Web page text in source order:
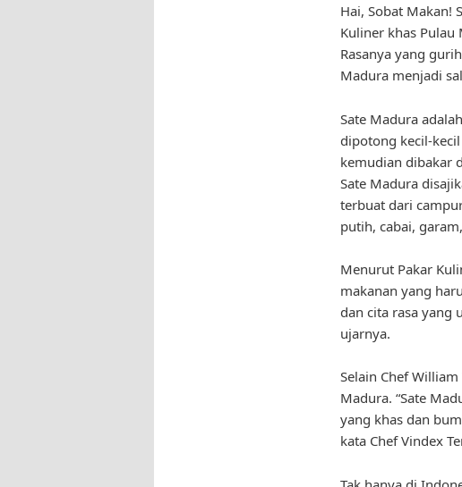
Hai, Sobat Makan!
Kuliner khas
Rasanya yang
Madura menjadi
Sate Madura
dipotong kecil-
kemudian dibakar
Sate Madura
terbuat dari
putih, cabai,
Menurut Pakar
makanan yang
dan cita rasa yang
ujarnya.
Selain Chef
Madura. “Sate
yang khas dan
kata Chef Vindex